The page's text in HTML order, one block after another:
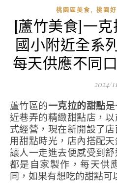
桃園區美食 , 桃園
[蘆竹美食]一
國小附近全系
每天供應不同
2024/
蘆竹區的一克拉的甜點
近巷弄的精緻甜點店，
式經營，現在新開設了
用甜點時光，店內搭配
讓人一走進去便感受到
都是自家製作，每天供
同，如果有想吃的甜點可